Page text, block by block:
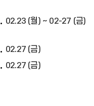
02.23 (월) ~ 02-27 (금)
02.27 (금)
02.27 (금)